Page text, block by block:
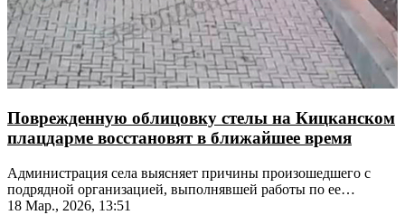
Поврежденную облицовку стелы на Кицканском
плацдарме восстановят в ближайшее время
Администрация села выясняет причины произошедшего с
подрядной организацией, выполнявшей работы по ее
строительству
18 Мар., 2026, 13:51